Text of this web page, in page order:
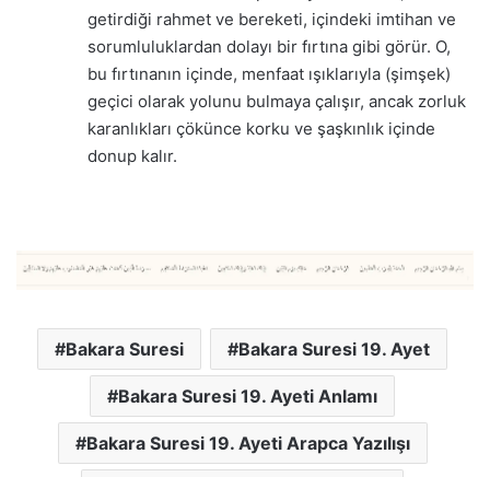
getirdiği rahmet ve bereketi, içindeki imtihan ve
sorumluluklardan dolayı bir fırtına gibi görür. O,
bu fırtınanın içinde, menfaat ışıklarıyla (şimşek)
geçici olarak yolunu bulmaya çalışır, ancak zorluk
karanlıkları çökünce korku ve şaşkınlık içinde
donup kalır.
Bakara Suresi Bakara Suresi 19. Ayet
Bakara Suresi 19. Ayeti Anlamı
Bakara Suresi 19. Ayeti Arapca Yazılışı